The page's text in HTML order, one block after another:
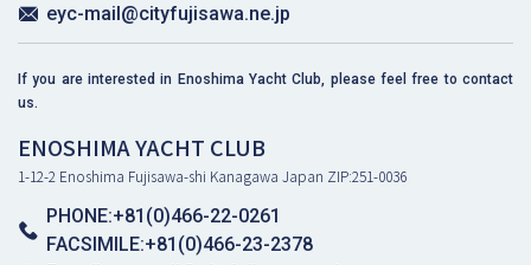
eyc-mail@cityfujisawa.ne.jp
If you are interested in Enoshima Yacht Club, please feel free to contact
us.
ENOSHIMA YACHT CLUB
1-12-2 Enoshima Fujisawa-shi Kanagawa Japan ZIP:251-0036
PHONE:+81(0)466-22-0261
FACSIMILE:+81(0)466-23-2378